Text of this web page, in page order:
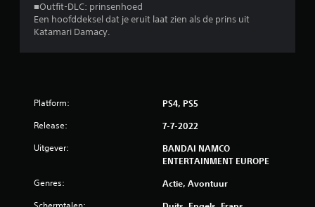
■Outfit-DLC: prinsenhoed
Een hoofddeksel dat je eruit laat zien als de prins uit
Katamari Damacy.
Platform: PS4, PS5
Release: 7-7-2022
Uitgever:
BANDAI NAMCO
ENTERTAINMENT EUROPE
Genres: Actie, Avontuur